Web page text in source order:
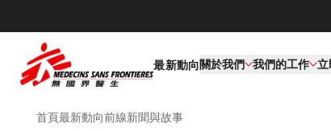
最新動向關於我們 我們的工作​
首頁最新動向前線新聞與故事